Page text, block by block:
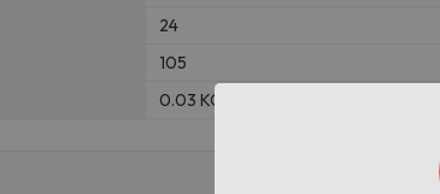
24
105
0.03 KG